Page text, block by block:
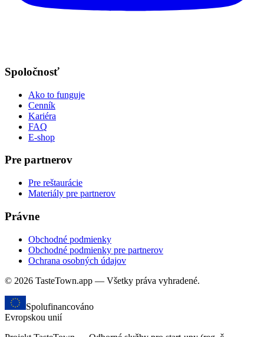
Spoločnosť
Ako to funguje
Cenník
Kariéra
FAQ
E-shop
Pre partnerov
Pre reštaurácie
Materiály pre partnerov
Právne
Obchodné podmienky
Obchodné podmienky pre partnerov
Ochrana osobných údajov
© 2026 TasteTown.app — Všetky práva vyhradené.
Spolufinancováno
Evropskou unií